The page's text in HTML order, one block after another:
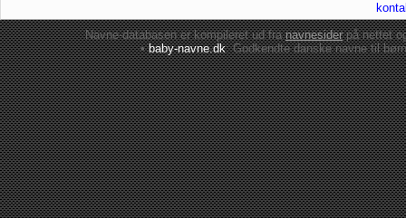
Navne-databasen er kompileret ud franavnesiderpå nettet
•baby-navne.dk: Godkendte danskenavne til børn